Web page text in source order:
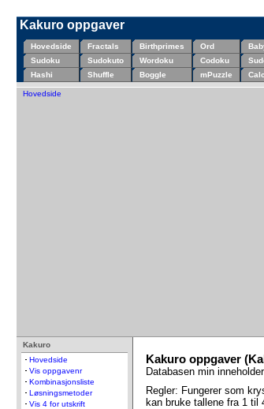
Kakuro oppgaver
Hovedside Fractals Birthprimes Ord
Sudoku
Sudokuto Wordoku Codoku
Hashi
Shuffle Boggle mPuzzle
Hovedside
Kakuro
Hovedside
Vis oppgavenr
Kombinasjonsliste
Løsningsmetoder
Vis 4 for utskrift
Kakuro oppgaver
Databasen min
Regler: Fungerer som
kan bruke tallene fra 1 til